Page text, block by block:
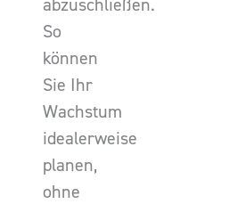
abzuschließen.
So
können
Sie Ihr
Wachstum
idealerweise
planen,
ohne